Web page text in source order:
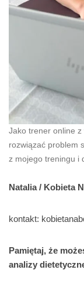
Jako trener online
rozwiązać problem
z mojego treningu i
Natalia / Kobieta
kontakt:
Pamiętaj, że
analizy